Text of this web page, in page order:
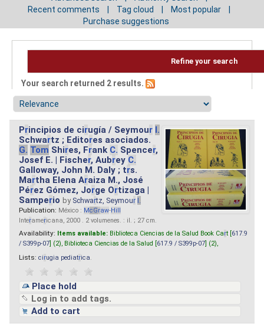
Recent comments
Tag cloud
Most popular
Purchase suggestions
Refine your search
Your search returned 2 results.
Principios de cirugía / Seymour I.
Schwartz ; Editores asociados.
G. Tom Shires, Frank C. Spencer,
Josef E. | Fischer, Aubrey C.
Galloway, John M. Daly ; trs.
Martha Elena Araiza M., José
Pérez Gómez, Jorge Ortizaga |
Samperio by Schwartz, Seymour I.
Publication: México : McGraw-Hill
Interamericana, 2000 . 2 volumenes. : il. ; 27 cm.
Availability: Items available: Biblioteca Ciencias de la Salud Book Cart [ 617.9
/ S399p-07 ] (2), Biblioteca Ciencias de la Salud [ 617.9 / S399p-07 ] (2),
Lists: cirugia pediatrica
Place hold
Log in to add tags.
Add to cart